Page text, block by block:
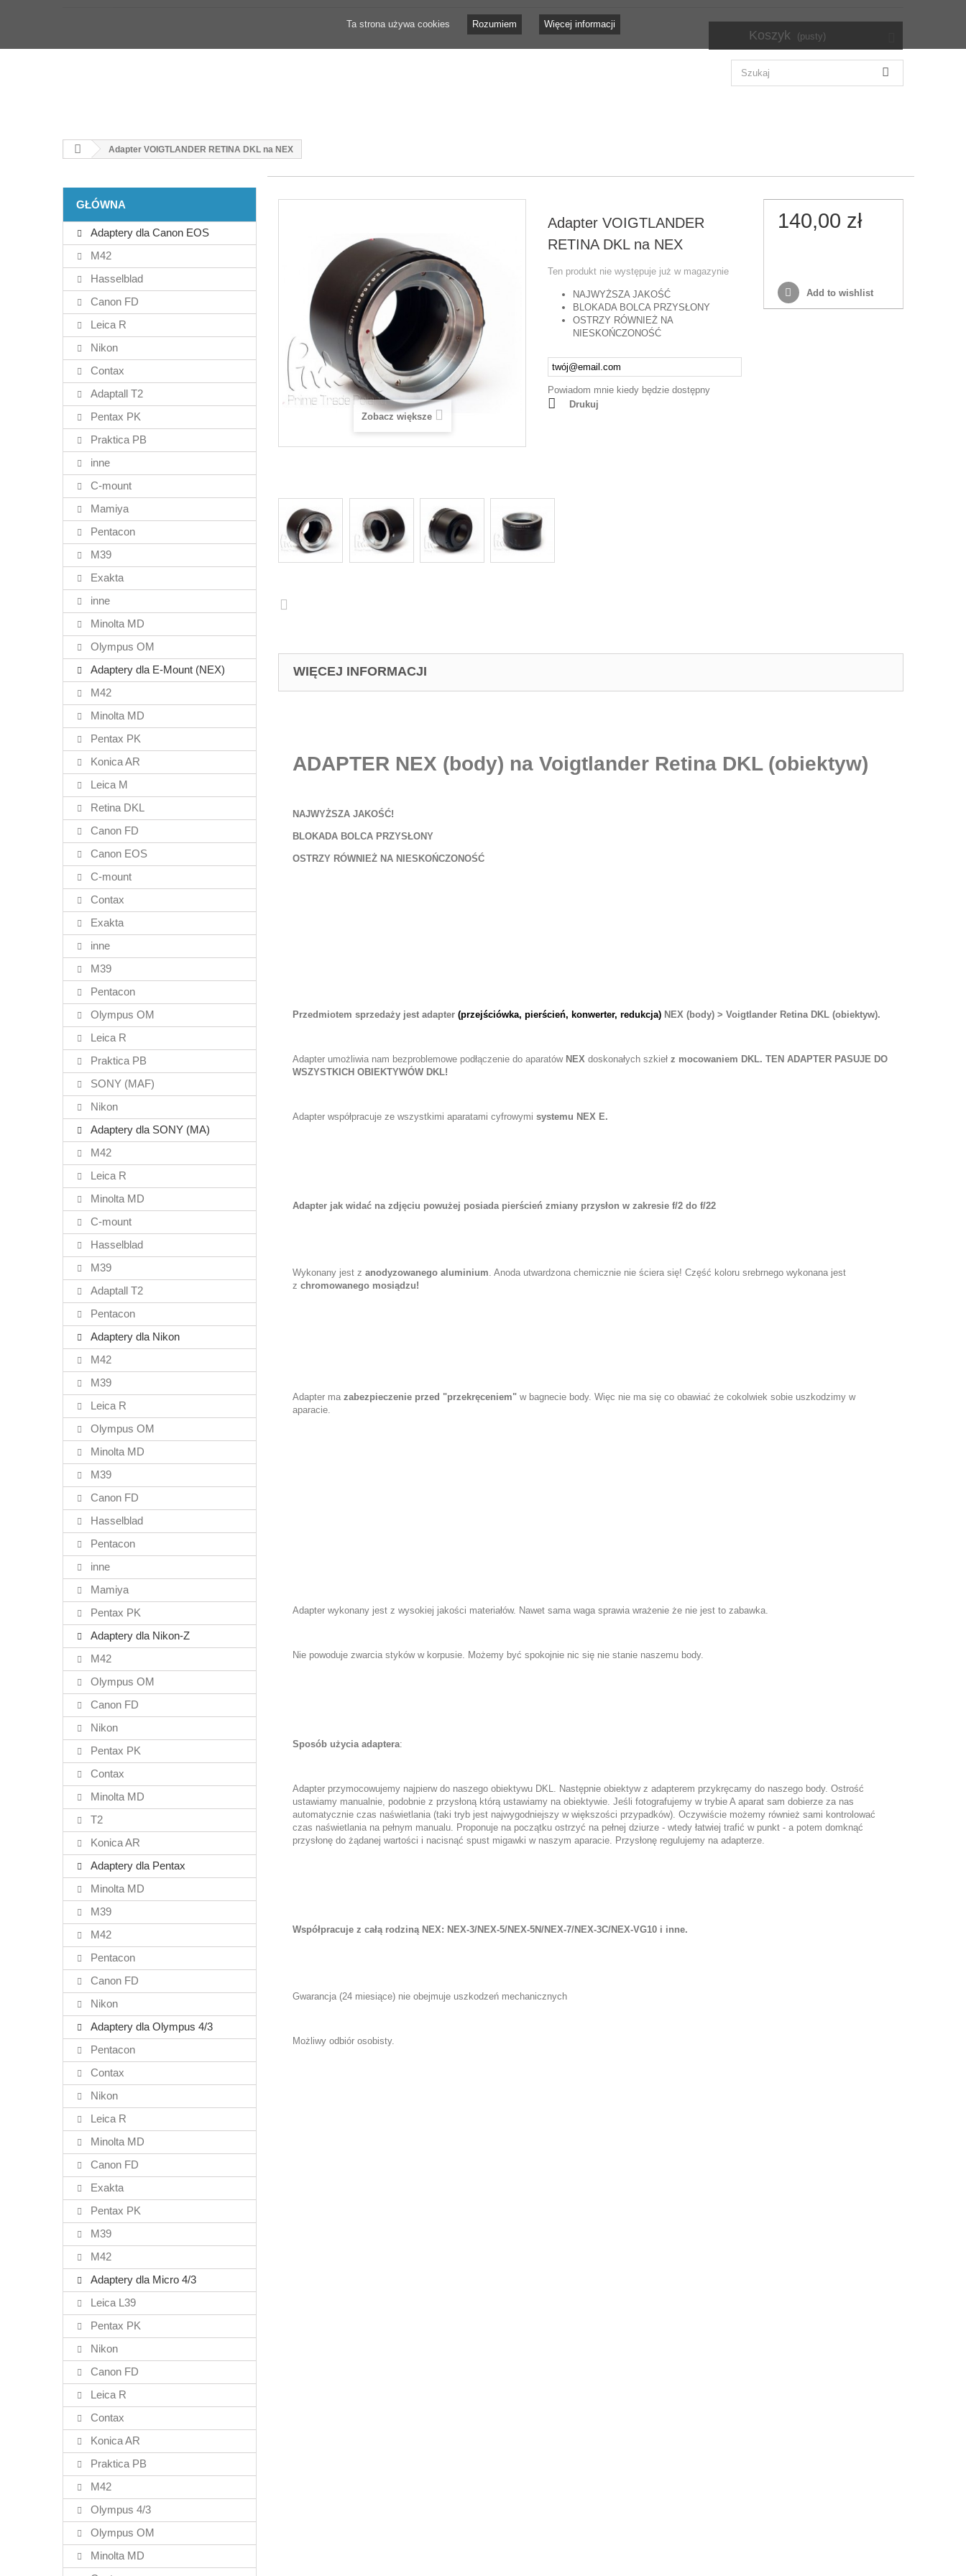
Ta strona używa cookies Rozumiem Więcej informacji
Koszyk (pusty)
Adapter VOIGTLANDER RETINA DKL na NEX
GŁÓWNA
Adaptery dla Canon EOS
M42
Hasselblad
Canon FD
Leica R
Nikon
Contax
Adaptall T2
Pentax PK
Praktica PB
inne
C-mount
Mamiya
Pentacon
M39
Exakta
inne
Minolta MD
Olympus OM
Adaptery dla E-Mount (NEX)
M42
Minolta MD
Pentax PK
Konica AR
Leica M
Retina DKL
Canon FD
Canon EOS
C-mount
Contax
Exakta
inne
M39
Pentacon
Olympus OM
Leica R
Praktica PB
SONY (MAF)
Nikon
Adaptery dla SONY (MA)
M42
Leica R
Minolta MD
C-mount
Hasselblad
M39
Adaptall T2
Pentacon
Adaptery dla Nikon
M42
M39
Leica R
Olympus OM
Minolta MD
M39
Canon FD
Hasselblad
Pentacon
inne
Mamiya
Pentax PK
Adaptery dla Nikon-Z
M42
Olympus OM
Canon FD
Nikon
Pentax PK
Contax
Minolta MD
T2
Konica AR
Adaptery dla Pentax
Minolta MD
M39
M42
Pentacon
Canon FD
Nikon
Adaptery dla Olympus 4/3
Pentacon
Contax
Nikon
Leica R
Minolta MD
Canon FD
Exakta
Pentax PK
M39
M42
Adaptery dla Micro 4/3
Leica L39
Pentax PK
Nikon
Canon FD
Leica R
Contax
Konica AR
Praktica PB
M42
Olympus 4/3
Olympus OM
Minolta MD
Zobacz większe
Adapter VOIGTLANDER
RETINA DKL na NEX
Ten produkt nie występuje już w magazynie
NAJWYŻSZA JAKOŚĆ
BLOKADA BOLCA PRZYSŁONY
OSTRZY RÓWNIEŻ NA
NIESKOŃCZONOŚĆ
Powiadom mnie kiedy będzie dostępny
Drukuj
140,00 zł
Add to wishlist
WIĘCEJ INFORMACJI
ADAPTER NEX (body) na Voigtlander Retina DKL (obiektyw)
NAJWYŻSZA JAKOŚĆ!
BLOKADA BOLCA PRZYSŁONY
OSTRZY RÓWNIEŻ NA NIESKOŃCZONOŚĆ
Przedmiotem sprzedaży jest adapter (przejściówka, pierścień, konwerter, redukcja) NEX (body) > Voigtlander Retina DKL (obiektyw).
Adapter umożliwia nam bezproblemowe podłączenie do aparatów NEX doskonałych szkieł z mocowaniem DKL. TEN ADAPTER PASUJE DO
WSZYSTKICH OBIEKTYWÓW DKL!
Adapter współpracuje ze wszystkimi aparatami cyfrowymi systemu NEX E.
Adapter jak widać na zdjęciu powużej posiada pierścień zmiany przysłon w zakresie f/2 do f/22
Wykonany jest z anodyzowanego aluminium. Anoda utwardzona chemicznie nie ściera się! Część koloru srebrnego wykonana jest
z chromowanego mosiądzu!
Adapter ma zabezpieczenie przed "przekręceniem" w bagnecie body. Więc nie ma się co obawiać że cokolwiek sobie uszkodzimy w
aparacie.
Adapter wykonany jest z wysokiej jakości materiałów. Nawet sama waga sprawia wrażenie że nie jest to zabawka.
Nie powoduje zwarcia styków w korpusie. Możemy być spokojnie nic się nie stanie naszemu body.
Sposób użycia adaptera:
Adapter przymocowujemy najpierw do naszego obiektywu DKL. Następnie obiektyw z adapterem przykręcamy do naszego body. Ostrość
ustawiamy manualnie, podobnie z przysłoną którą ustawiamy na obiektywie. Jeśli fotografujemy w trybie A aparat sam dobierze za nas
automatycznie czas naświetlania (taki tryb jest najwygodniejszy w większości przypadków). Oczywiście możemy również sami kontrolować
czas naświetlania na pełnym manualu. Proponuje na początku ostrzyć na pełnej dziurze - wtedy łatwiej trafić w punkt - a potem domknąć
przysłonę do żądanej wartości i nacisnąć spust migawki w naszym aparacie. Przysłonę regulujemy na adapterze.
Współpracuje z całą rodziną NEX: NEX-3/NEX-5/NEX-5N/NEX-7/NEX-3C/NEX-VG10 i inne.
Gwarancja (24 miesiące) nie obejmuje uszkodzeń mechanicznych
Możliwy odbiór osobisty.